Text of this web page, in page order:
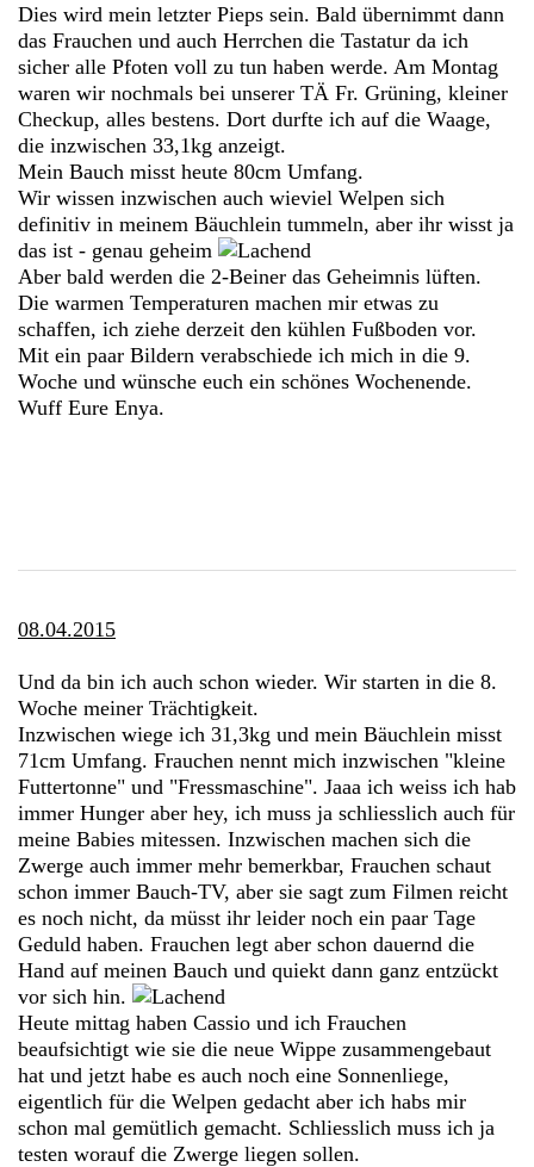
Dies wird mein letzter Pieps sein. Bald übernimmt dann
das Frauchen und auch Herrchen die Tastatur da ich
sicher alle Pfoten voll zu tun haben werde. Am Montag
waren wir nochmals bei unserer TÄ Fr. Grüning, kleiner
Checkup, alles bestens. Dort durfte ich auf die Waage,
die inzwischen 33,1kg anzeigt.
Mein Bauch misst heute 80cm Umfang.
Wir wissen inzwischen auch wieviel Welpen sich
definitiv in meinem Bäuchlein tummeln, aber ihr wisst ja
das ist - genau geheim
Aber bald werden die 2-Beiner das Geheimnis lüften.
Die warmen Temperaturen machen mir etwas zu
schaffen, ich ziehe derzeit den kühlen Fußboden vor.
Mit ein paar Bildern verabschiede ich mich in die 9.
Woche und wünsche euch ein schönes Wochenende.
Wuff Eure Enya.
08.04.2015
Und da bin ich auch schon wieder. Wir starten in die 8.
Woche meiner Trächtigkeit.
Inzwischen wiege ich 31,3kg und mein Bäuchlein misst
71cm Umfang. Frauchen nennt mich inzwischen "kleine
Futtertonne" und "Fressmaschine". Jaaa ich weiss ich hab
immer Hunger aber hey, ich muss ja schliesslich auch für
meine Babies mitessen. Inzwischen machen sich die
Zwerge auch immer mehr bemerkbar, Frauchen schaut
schon immer Bauch-TV, aber sie sagt zum Filmen reicht
es noch nicht, da müsst ihr leider noch ein paar Tage
Geduld haben. Frauchen legt aber schon dauernd die
Hand auf meinen Bauch und quiekt dann ganz entzückt
vor sich hin.
Heute mittag haben Cassio und ich Frauchen
beaufsichtigt wie sie die neue Wippe zusammengebaut
hat und jetzt habe es auch noch eine Sonnenliege,
eigentlich für die Welpen gedacht aber ich habs mir
schon mal gemütlich gemacht. Schliesslich muss ich ja
testen worauf die Zwerge liegen sollen.